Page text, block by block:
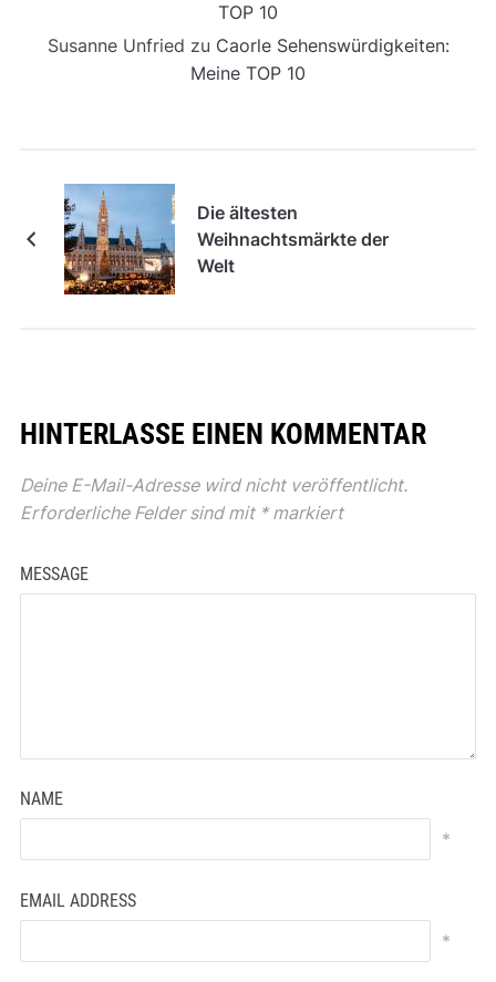
TOP 10
Susanne Unfried zu Caorle Sehenswürdigkeiten:
Meine TOP 10
Die ältesten
Weihnachtsmärkte der
Welt
HINTERLASSE EINEN KOMMENTAR
Deine E-Mail-Adresse wird nicht veröffentlicht.
Erforderliche Felder sind mit *markiert
MESSAGE
NAME
*
EMAIL ADDRESS
*